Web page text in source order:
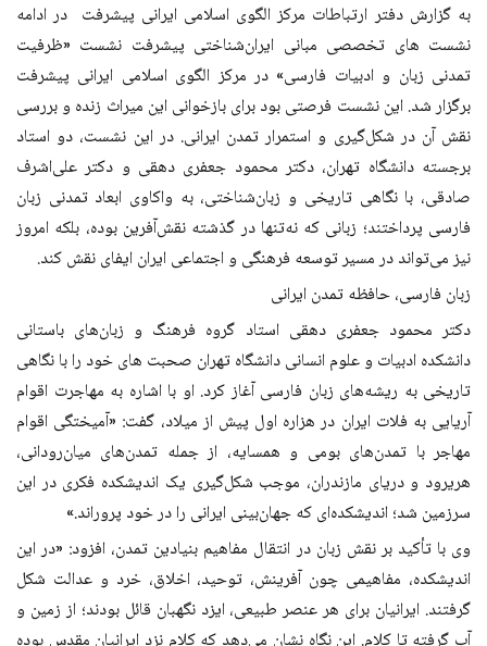
به گزارش دفتر ارتباطات مرکز الگوی اسلامی ایرانی پیشرفت در ادامه
نشست های تخصصی مبانی ایران‌شناختی پیشرفت نشست «ظرفیت
تمدنی زبان و ادبیات فارسی» در مرکز الگوی اسلامی ایرانی پیشرفت
برگزار شد. این نشست فرصتی بود برای بازخوانی این میراث زنده و بررسی
نقش آن در شکل‌گیری و استمرار تمدن ایرانی. در این نشست، دو استاد
برجسته دانشگاه تهران، دکتر محمود جعفری دهقی و دکتر علی‌اشرف
صادقی، با نگاهی تاریخی و زبان‌شناختی، به واکاوی ابعاد تمدنی زبان
فارسی پرداختند؛ زبانی که نه‌تنها در گذشته نقش‌آفرین بوده، بلکه امروز
نیز می‌تواند در مسیر توسعه فرهنگی و اجتماعی ایران ایفای نقش کند.
زبان فارسی، حافظه تمدن ایرانی
دکتر محمود جعفری دهقی استاد گروه فرهنگ و زبان‌های باستانی
دانشکده ادبیات و علوم انسانی دانشگاه تهران صحبت های خود را با نگاهی
تاریخی به ریشه‌های زبان فارسی آغاز کرد. او با اشاره به مهاجرت اقوام
آریایی به فلات ایران در هزاره اول پیش از میلاد، گفت: «آمیختگی اقوام
مهاجر با تمدن‌های بومی و همسایه، از جمله تمدن‌های میان‌رودانی،
هریرود و دریای مازندران، موجب شکل‌گیری یک اندیشکده فکری در این
سرزمین شد؛ اندیشکده‌ای که جهان‌بینی ایرانی را در خود پروراند.»
وی با تأکید بر نقش زبان در انتقال مفاهیم بنیادین تمدن، افزود: «در این
اندیشکده، مفاهیمی چون آفرینش، توحید، اخلاق، خرد و عدالت شکل
گرفتند. ایرانیان برای هر عنصر طبیعی، ایزد نگهبان قائل بودند؛ از زمین و